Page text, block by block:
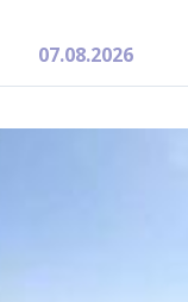
07.08.2026